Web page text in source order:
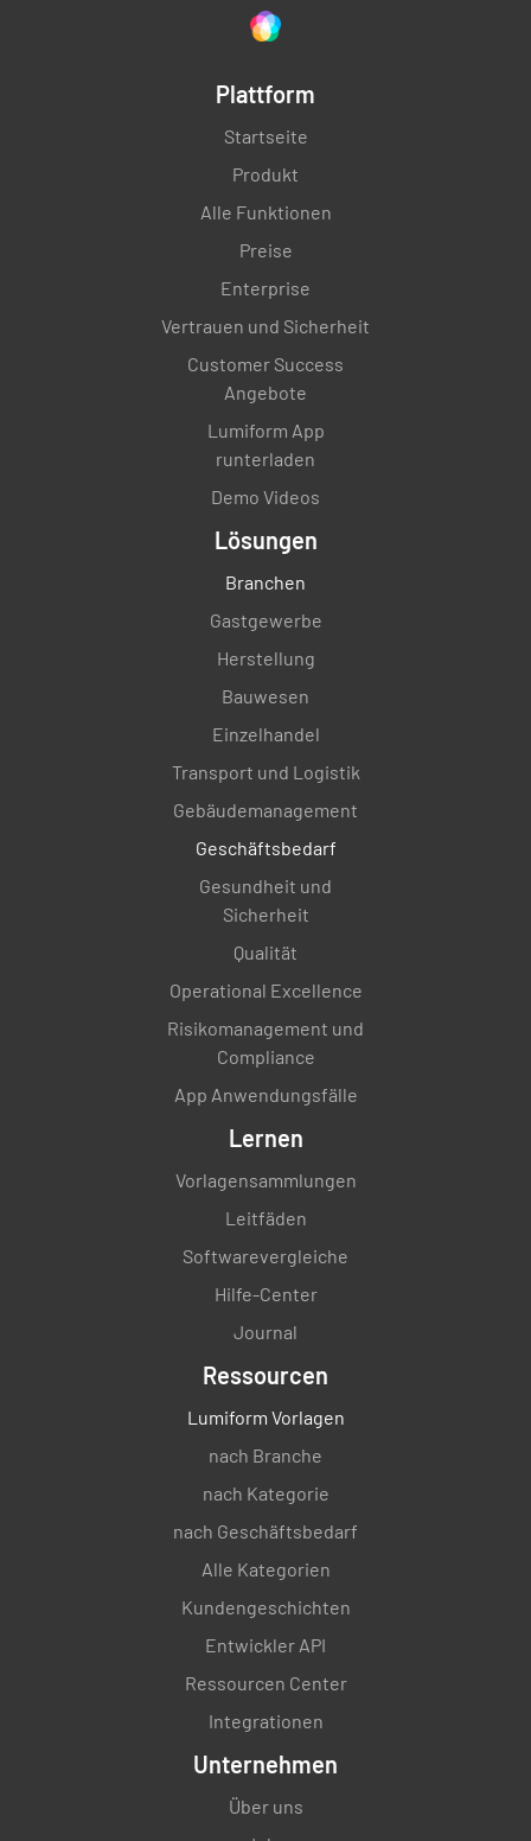
Plattform
Startseite
Produkt
Alle Funktionen
Preise
Enterprise
Vertrauen und Sicherheit
Customer Success
Angebote
Lumiform App
runterladen
Demo Videos
Lösungen
Branchen
Gastgewerbe
Herstellung
Bauwesen
Einzelhandel
Transport und Logistik
Gebäudemanagement
Geschäftsbedarf
Gesundheit und
Sicherheit
Qualität
Operational Excellence
Risikomanagement und
Compliance
App Anwendungsfälle
Lernen
Vorlagensammlungen
Leitfäden
Softwarevergleiche
Hilfe-Center
Journal
Ressourcen
Lumiform Vorlagen
nach Branche
nach Kategorie
nach Geschäftsbedarf
Alle Kategorien
Kundengeschichten
Entwickler API
Ressourcen Center
Integrationen
Unternehmen
Über uns